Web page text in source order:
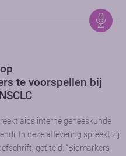
te voorspellen bij
aios interne geneeskunde
In deze aflevering spreekt zij
getiteld: “Biomarkers